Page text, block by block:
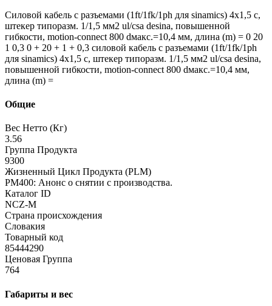
Силовой кабель с разъемами (1ft/1fk/1ph для sinamics) 4x1,5 c,
штекер типоразм. 1/1,5 мм2 ul/csa desina, повышенной
гибкости, motion-connect 800 dмакс.=10,4 мм, длина (m) = 0 20
1 0,3 0 + 20 + 1 + 0,3 силовой кабель с разъемами (1ft/1fk/1ph
для sinamics) 4x1,5 c, штекер типоразм. 1/1,5 мм2 ul/csa desina,
повышенной гибкости, motion-connect 800 dмакс.=10,4 мм,
длина (m) =
Общие
Вес Нетто (Кг)
3.56
Группа Продукта
9300
Жизненный Цикл Продукта (PLM)
PM400: Анонс о снятии с производства.
Каталог ID
NCZ-M
Страна происхождения
Словакия
Товарный код
85444290
Ценовая Группа
764
Габариты и вес